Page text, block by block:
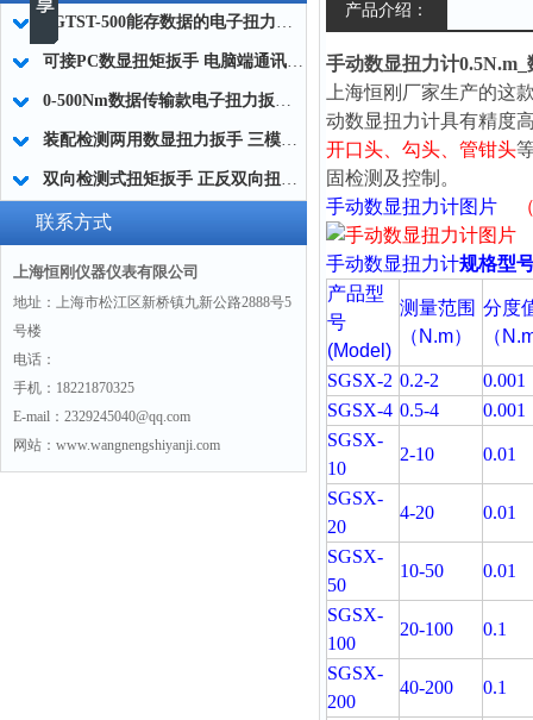
SGTST-500能存数据的电子扭力扳手 带工作记录的智能扭力扳手厂家
可接PC数显扭矩扳手 电脑端通讯力矩扳手 数据上传电脑电子扭力扳手厂家
0-500Nm数据传输款电子扭力扳手,信号输出追溯扭矩值的扭矩扳手
装配检测两用数显扭力扳手 三模式切换扭矩扳手 工业紧固测量力矩扳手品牌
双向检测式扭矩扳手 正反双向扭力测试检测扳手 正旋反旋力矩扳手厂家
联系方式
上海恒刚仪器仪表有限公司
地址：上海市松江区新桥镇九新公路2888号5
号楼
电话：
手机：18221870325
E-mail：2329245040@qq.com
网站：www.wangnengshiyanji.com
产品介绍：
手动数显扭力计
上海恒刚厂家生产的这
动数显扭力计具有精度
开口头、勾头、管钳头
固检测及控制。
手动数显扭力计图片
手动数显扭力计规格型
产品型
号
(Model)
测量范围
（N.m）
分度
（
SGSX-2 0.2-2
0.001
SGSX-4 0.5-4
0.001
SGSX-
10
2-10 0.01
SGSX-
20
4-20 0.01
SGSX-
50
10-50 0.01
SGSX-
100
20-100 0.1
SGSX-
200
40-200 0.1